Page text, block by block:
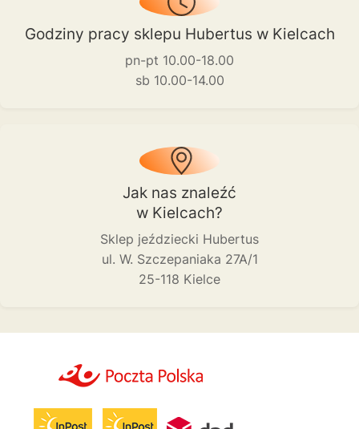
Godziny pracy sklepu Hubertus w Kielcach
pn-pt 10.00-18.00
sb 10.00-14.00
Jak nas znaleźć
w Kielcach?
Sklep jeździecki Hubertus
ul. W. Szczepaniaka 27A/1
25-118 Kielce